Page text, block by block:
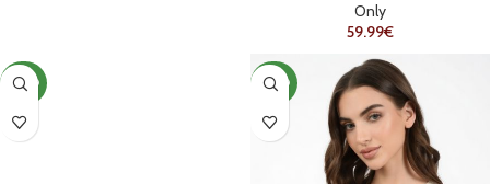
Only
59.99€
NOVO NOVO